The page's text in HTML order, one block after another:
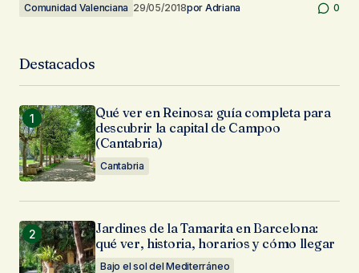
Comunidad Valenciana 29/05/2018por Adriana 0
Destacados
Qué ver en Reinosa: guía completa para
descubrir la capital de Campoo
(Cantabria)
Cantabria
Jardines de la Tamarita en Barcelona:
qué ver, historia, horarios y cómo llegar
Bajo el sol del Mediterráneo